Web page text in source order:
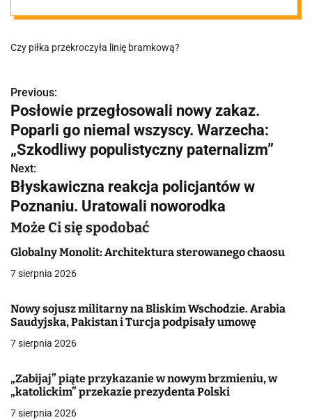
wo czy
utrapienie?
Czy piłka przekroczyła linię bramkową?
N
a
w
i
g
a
c
j
a
w
i
s
Previous:
Posłowie przegłosowali nowy zakaz.
Poparli go niemal wszyscy. Warzecha:
„Szkodliwy populistyczny paternalizm”
Next:
Błyskawiczna reakcja policjantów w
Poznaniu. Uratowali noworodka
Może Ci się spodobać
Globalny Monolit: Architektura sterowanego chaosu
7 sierpnia 2026
Nowy sojusz militarny na Bliskim Wschodzie. Arabia
Saudyjska, Pakistan i Turcja podpisały umowę
7 sierpnia 2026
„Zabijaj” piąte przykazanie w nowym brzmieniu, w
„katolickim” przekazie prezydenta Polski
7 sierpnia 2026